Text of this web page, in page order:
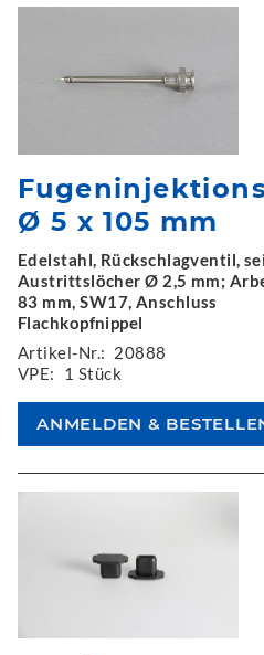
Ø 5 x 105 mm
Edelstahl, Rückschlagventil,
Austrittslöcher Ø 2,5 mm;
83 mm, SW17, Anschluss
Flachkopfnippel
Artikel-Nr.: 20888
VPE:
1 Stück